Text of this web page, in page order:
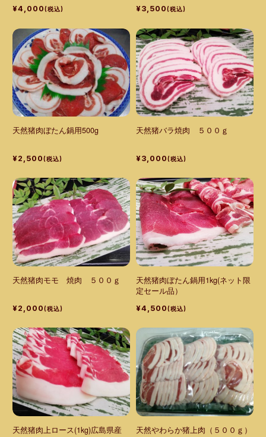
¥4,000(税込) ¥3,500(税込)
天然猪肉ぼたん鍋用500g
¥2,500(税込)
天然猪バラ焼肉 ５００ｇ
¥3,000(税込)
天然猪肉モモ 焼肉 ５００ｇ
¥2,000(税込)
天然猪肉ぼたん鍋用1kg(ネット限
定セール品）
¥4,500(税込)
天然猪肉上ロース(1kg)広島県産 天然やわらか猪上肉（５００ｇ）